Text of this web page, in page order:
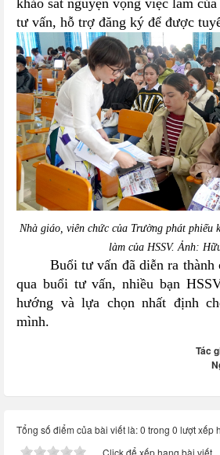
khảo sát nguyện vọng việc làm
tư vấn, hỗ trợ đăng ký để được
Nhà giáo, viên chức của Trường phát phiếu
làm của HSSV. Ảnh:
Buổi tư vấn đã diễn ra thành
qua buổi tư vấn, nhiều bạn
hướng và lựa chọn nhất định
mình.
Tác
Tổng số điểm của bài viết là: 0 trong 0 lượt xếp
Click để xếp hạng bài viết